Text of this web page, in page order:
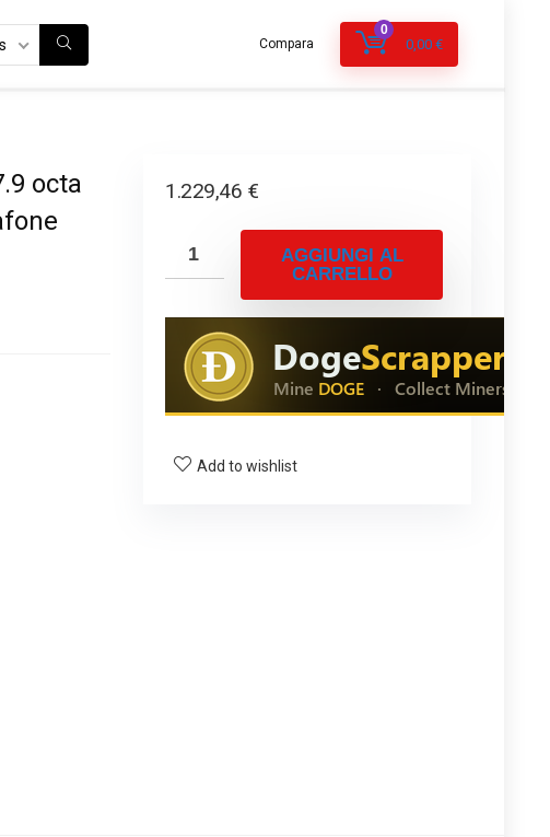
Compara
0
0,00 €
octa
1.229,46 €
AGGIUNGI AL
CARRELLO
Add to wishlist